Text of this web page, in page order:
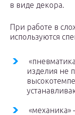
в виде декора.
При работе в
используются
изделия не
«механика»